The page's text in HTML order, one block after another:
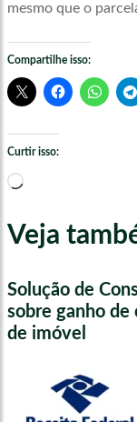
mesmo que o
Compartilhe isso:
Curtir isso:
Carregando...
Veja
Solução de
sobre ganho de
de imóvel